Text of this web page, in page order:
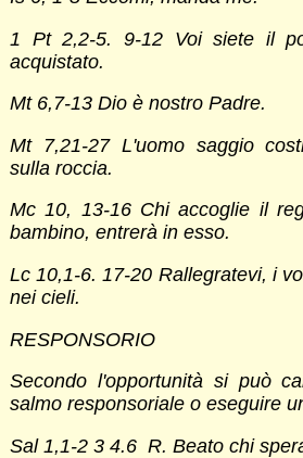
1 Pt 2,2-5. 9-12 Voi siete il
acquistato.
Mt 6,7-13 Dio è nostro Padre.
Mt 7,21-27 L'uomo saggio
sulla roccia.
Mc 10, 13-16 Chi accoglie il
bambino, entrerà in esso.
Lc 10,1-6. 17-20 Rallegratevi, i
nei cieli.
RESPONSORIO
Secondo l'opportunità si può
salmo responsoriale o eseguire
Sal 1,1-2 3 4.6 R. Beato chi